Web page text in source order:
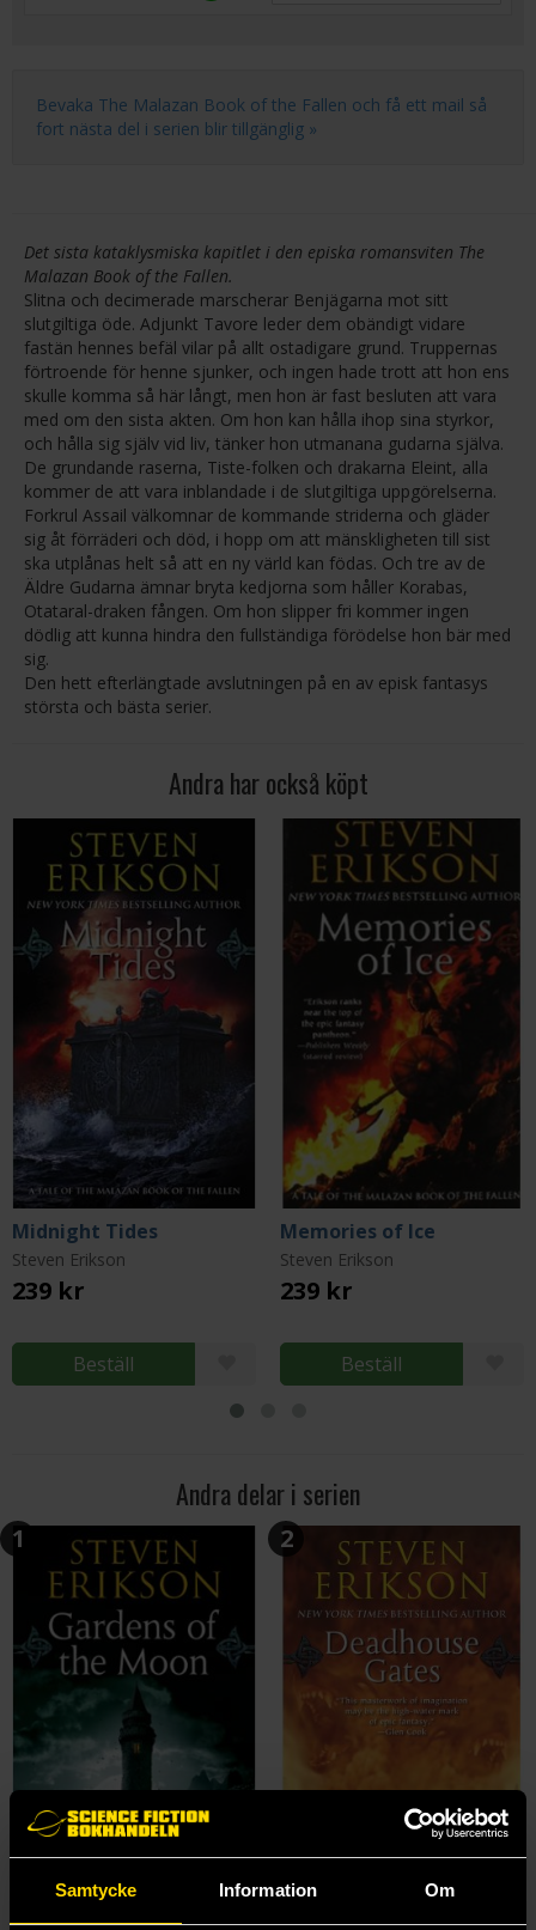
Samtycke Information Om
Bevaka The Malazan Book of the Fallen och få ett mail så
fort nästa del i serien blir tillgänglig »
Det sista kataklysmiska kapitlet i den episka romansviten The
Malazan Book of the Fallen.
Slitna och decimerade marscherar Benjägarna mot sitt
slutgiltiga öde. Adjunkt Tavore leder dem obändigt vidare
fastän hennes befäl vilar på allt ostadigare grund. Truppernas
förtroende för henne sjunker, och ingen hade trott att hon ens
skulle komma så här långt, men hon är fast besluten att vara
med om den sista akten. Om hon kan hålla ihop sina styrkor,
och hålla sig själv vid liv, tänker hon utmanana gudarna själva.
De grundande raserna, Tiste-folken och drakarna Eleint, alla
kommer de att vara inblandade i de slutgiltiga uppgörelserna.
Forkrul Assail välkomnar de kommande striderna och gläder
sig åt förräderi och död, i hopp om att mänskligheten till sist
ska utplånas helt så att en ny värld kan födas. Och tre av de
Äldre Gudarna ämnar bryta kedjorna som håller Korabas,
Otataral-draken fången. Om hon slipper fri kommer ingen
dödlig att kunna hindra den fullständiga förödelse hon bär med
sig.
Den hett efterlängtade avslutningen på en av episk fantasys
största och bästa serier.
Andra har också köpt
Midnight Tides
Steven Erikson
239 kr
Beställ
Memories of Ice
Steven Erikson
239 kr
Beställ
Andra delar i serien
1 2